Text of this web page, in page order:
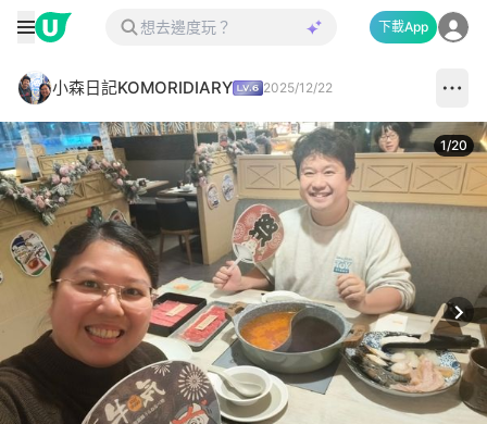
下載App
小森日記KOMORIDIARY 2025/12/22
1/20